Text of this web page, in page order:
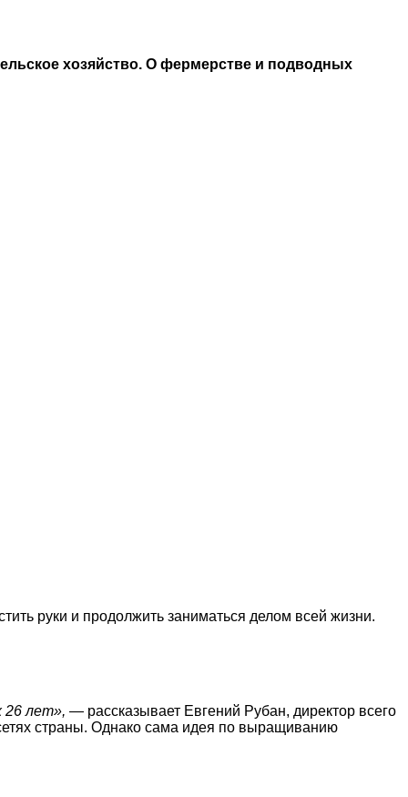
хозяйство. О фермерстве и подводных
руки и продолжить заниматься делом всей жизни.
26 лет», — рассказывает Евгений Рубан, директор всего
страны. Однако сама идея по выращиванию